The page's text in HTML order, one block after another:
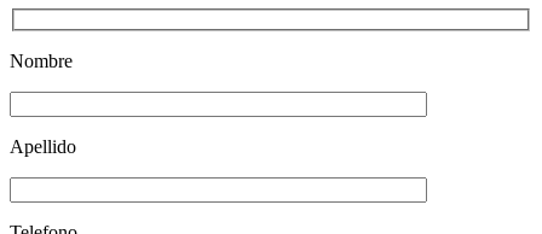
Nombre
Apellido